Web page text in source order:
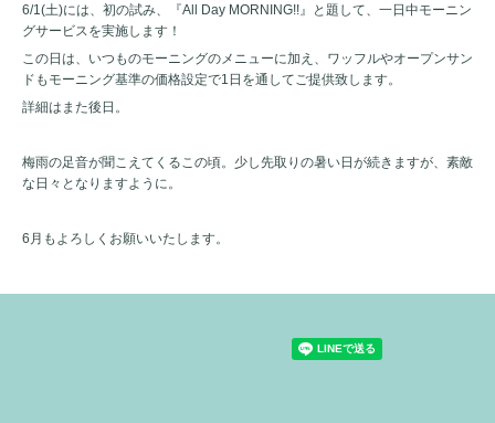
6/1(土)には、初の試み、『All Day MORNING!!』と題して、一日中モーニン
グサービスを実施します！
この日は、いつものモーニングのメニューに加え、ワッフルやオープンサン
ドもモーニング基準の価格設定で1日を通してご提供致します。
詳細はまた後日。
梅雨の足音が聞こえてくるこの頃。少し先取りの暑い日が続きますが、素敵
な日々となりますように。
6月もよろしくお願いいたします。